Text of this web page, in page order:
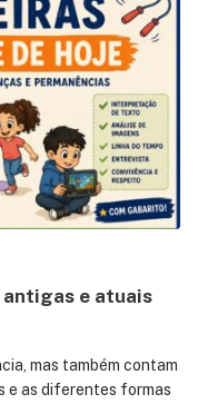
e atuais
mas também contam
e as diferentes formas